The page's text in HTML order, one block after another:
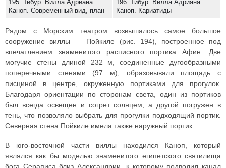
195. Тибур. Вилла Адриана.
Каноп. Современный вид, план
196. Тибур. Вилла Адриана.
Каноп. Кариатиды
Рядом с Морским театром возвышалось самое большое
сооружение виллы — Пойкиле (рис. 194), построенное под
впечатлением знаменитого расписного портика Афин. Две
могучие стены длиной 232 м, соединенные дугообразными
поперечными стенами (97 м), образовывали площадь с
писциной в центре, окруженную портиками для прогулок.
Благодаря ориентации по сторонам света, один из портиков
был всегда освещен и согрет солнцем, а другой погружен в
тень, что позволяло выбрать для прогулки подходящий портик.
Северная стена Пойкиле имела также наружный портик.
В юго-восточной части виллы находился Каноп, который
являлся как бы моделью знаменитого египетского святилища